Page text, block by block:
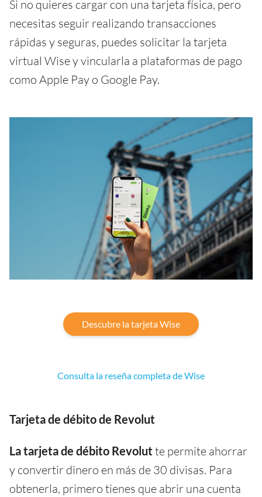
Si no quieres cargar con una tarjeta física, pero
necesitas seguir realizando transacciones
rápidas y seguras, puedes solicitar la tarjeta
virtual Wise y vincularla a plataformas de pago
como Apple Pay o Google Pay.
Descubre la tarjeta Wise
Consulta la reseña completa de Wise
Tarjeta de débito de Revolut
La tarjeta de débito Revolut te permite ahorrar
y convertir dinero en más de 30 divisas. Para
obtenerla, primero tienes que abrir una cuenta